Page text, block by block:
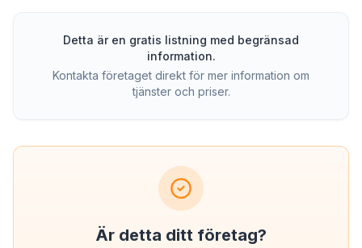
Detta är en gratis listning med begränsad
information.
Kontakta företaget direkt för mer information om
tjänster och priser.
Är detta ditt företag?